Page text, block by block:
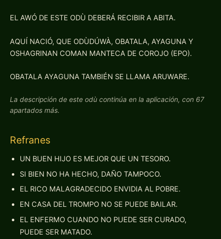
EL AWÓ DE ESTE ODÙ DEBERÁ RECIBIR A ABITA.
AQUÍ NACIÓ, QUE ODÙDÚWÀ, OBATALA, AYAGUNA Y
OSHAGRINAN COMAN MANTECA DE COROJO (EPO).
OBATALA AYAGUNA TAMBIÉN SE LLAMA ARUWARE.
La descripción de este odù continúa en la aplicación, con 67
apartados más.
Refranes
UN BUEN HIJO ES MEJOR QUE UN TESORO.
SI BIEN NO HA HECHO, DAÑO TAMPOCO.
EL RICO MALAGRADECIDO ENVIDIA AL POBRE.
EN CASA DEL TROMPO NO SE PUEDE BAILAR.
EL ENFERMO CUANDO NO PUEDE SER CURADO,
PUEDE SER MATADO.